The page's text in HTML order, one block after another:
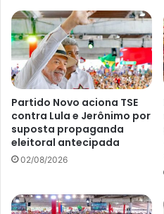
Partido Novo aciona TSE
contra Lula e Jerônimo por
suposta propaganda
eleitoral antecipada
02/08/2026